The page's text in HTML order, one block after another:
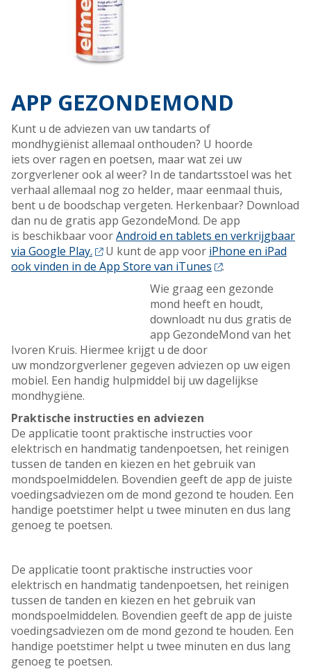
APP GEZONDEMOND
Kunt u de adviezen van uw tandarts of
mondhygiënist allemaal onthouden? U hoorde
iets over ragen en poetsen, maar wat zei uw
zorgverlener ook al weer? In de tandartsstoel was het
verhaal allemaal nog zo helder, maar eenmaal thuis,
bent u de boodschap vergeten. Herkenbaar? Download
dan nu de gratis app GezondeMond. De app
is beschikbaar voorAndroid en tablets en verkrijgbaar
via Google Play.
U kunt de app voor iPhone en iPad
ook vinden in de App Store van iTunes
.
Wie graag een gezonde
mond heeft en houdt,
downloadt nu dus gratis de
app GezondeMond van het
Ivoren Kruis. Hiermee krijgt u de door
uw mondzorgverlener gegeven adviezen op uw eigen
mobiel. Een handig hulpmiddel bij uw dagelijkse
mondhygiëne.
Praktische instructies en adviezen
De applicatie toont praktische instructies voor
elektrisch en handmatig tandenpoetsen, het reinigen
tussen de tanden en kiezen en het gebruik van
mondspoelmiddelen. Bovendien geeft de app de juiste
voedingsadviezen om de mond gezond te houden. Een
handige poetstimer helpt u twee minuten en dus lang
genoeg te poetsen.
De applicatie toont praktische instructies voor
elektrisch en handmatig tandenpoetsen, het reinigen
tussen de tanden en kiezen en het gebruik van
mondspoelmiddelen. Bovendien geeft de app de juiste
voedingsadviezen om de mond gezond te houden. Een
handige poetstimer helpt u twee minuten en dus lang
genoeg te poetsen.